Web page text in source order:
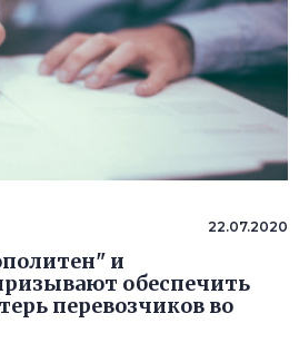
22.07.2020
и
обеспечить
перевозчиков во